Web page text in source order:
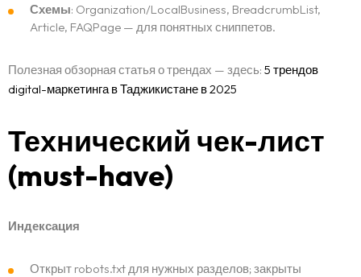
Схемы: Organization/LocalBusiness, BreadcrumbList,
Article, FAQPage — для понятных сниппетов.
Полезная обзорная статья о трендах — здесь: 5 трендов
digital-маркетинга в Таджикистане в 2025
Технический чек-лист
(must-have)
Индексация
Открыт robots.txt для нужных разделов; закрыты